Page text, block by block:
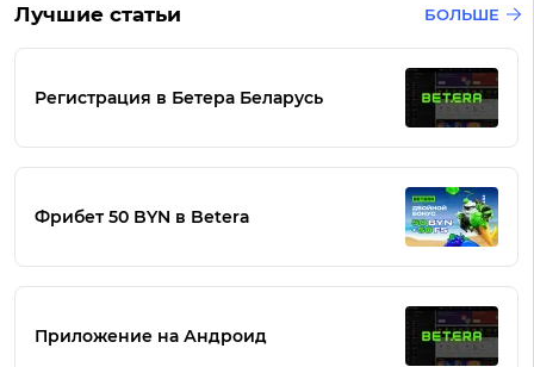
Лучшие статьи БОЛЬШЕ
Регистрация в Бетера Беларусь
Фрибет 50 BYN в Betera
Приложение на Андроид